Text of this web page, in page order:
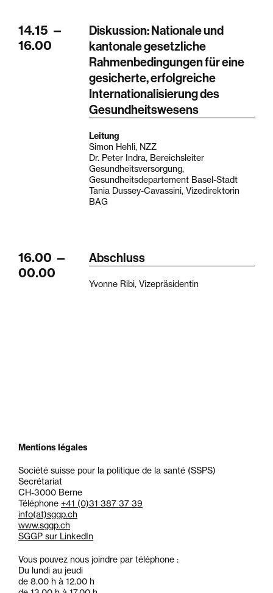
14.15 —
16.00
Diskussion: Nationale und
kantonale gesetzliche
Rahmenbedingungen für eine
gesicherte, erfolgreiche
Internationalisierung des
Gesundheitswesens
Leitung
Simon Hehli, NZZ
Dr. Peter Indra, Bereichsleiter
Gesundheitsversorgung,
Gesundheitsdepartement Basel-Stadt
Tania Dussey-Cavassini, Vizedirektorin
BAG
16.00 —
00.00
Abschluss
Yvonne Ribi, Vizepräsidentin
Mentions légales
Société suisse pour la politique de la santé (SSPS)
Secrétariat
CH-3000 Berne
Téléphone +41 (0)31 387 37 39
info(at)sggp.ch
www.sggp.ch
SGGP sur LinkedIn
Vous pouvez nous joindre par téléphone :
Du lundi au jeudi
de 8.00 h à 12.00 h